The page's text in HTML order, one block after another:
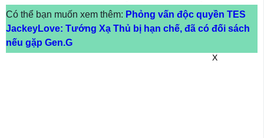
Có thể bạn muốn xem thêm: Phỏng vấn độc quyền TES
JackeyLove: Tướng Xạ Thủ bị hạn chế, đã có đối sách
nếu gặp Gen.G
X